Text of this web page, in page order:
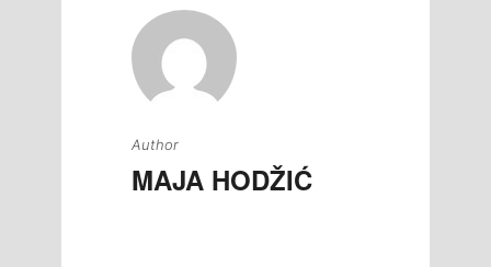
Author
MAJA HODŽIĆ